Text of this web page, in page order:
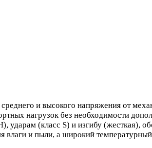
и высокого напряжения от
нагрузок без необходимости
(класс S) и изгибу (жесткая),
и пыли, а широкий